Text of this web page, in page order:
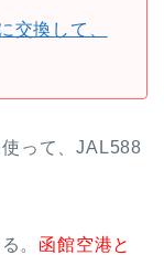
交換して、
って、JAL588
。 函館空港と